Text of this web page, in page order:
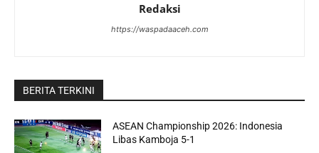
Redaksi
https://waspadaaceh.com
BERITA TERKINI
ASEAN Championship 2026: Indonesia
Libas Kamboja 5-1